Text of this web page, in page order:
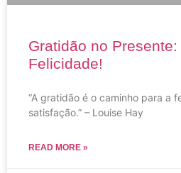
Gratidão no
Felicidade!
“A gratidão é o caminho para a
satisfação.” – Louise Hay
READ MORE »